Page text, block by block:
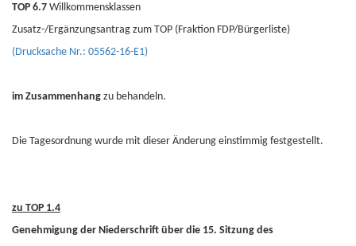
TOP 6.7 Willkommensklassen
Zusatz-/Ergänzungsantrag zum TOP (Fraktion FDP/Bürgerliste)
(Drucksache Nr.: 05562-16-E1)
im Zusammenhang zu behandeln.
Die Tagesordnung wurde mit dieser Änderung einstimmig festgestellt.
zu TOP 1.4
Genehmigung der Niederschrift über die 15. Sitzung des